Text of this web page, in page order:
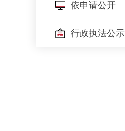
依申请公开
行政执法公示